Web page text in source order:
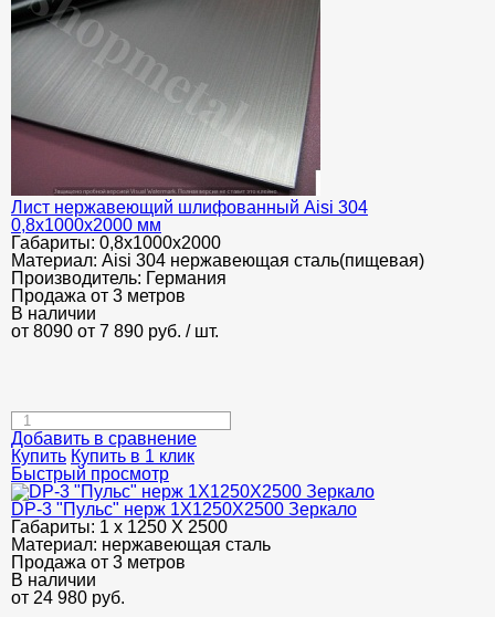
Лист нержавеющий шлифованный Aisi 304
0,8х1000х2000 мм
Габариты: 0,8х1000х2000
Материал: Aisi 304 нержавеющая сталь(пищевая)
Производитель: Германия
Продажа от 3 метров
В наличии
от 8090 от 7 890 руб. / шт.
Добавить в сравнение
Купить Купить в 1 клик
Быстрый просмотр
DP-3 "Пульс" нерж 1Х1250Х2500 Зеркало
Габариты: 1 х 1250 Х 2500
Материал: нержавеющая сталь
Продажа от 3 метров
В наличии
от 24 980 руб.